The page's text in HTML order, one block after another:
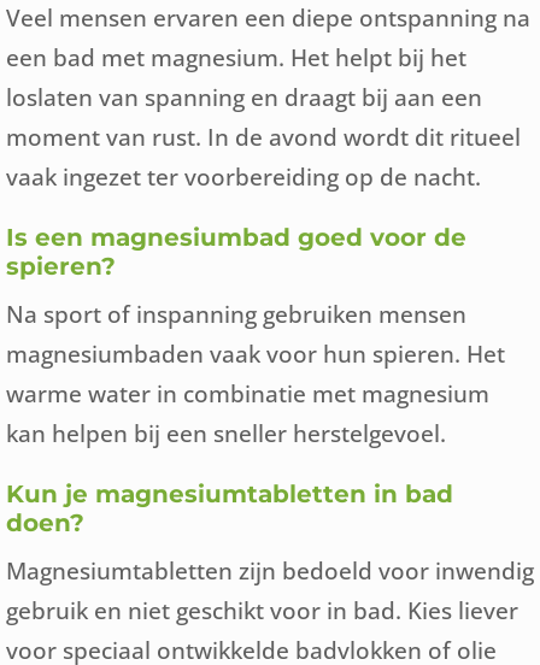
Veel mensen ervaren een diepe ontspanning na
een bad met magnesium. Het helpt bij het
loslaten van spanning en draagt bij aan een
moment van rust. In de avond wordt dit ritueel
vaak ingezet ter voorbereiding op de nacht.
Is een magnesiumbad goed voor de
spieren?
Na sport of inspanning gebruiken mensen
magnesiumbaden vaak voor hun spieren. Het
warme water in combinatie met magnesium
kan helpen bij een sneller herstelgevoel.
Kun je magnesiumtabletten in bad
doen?
Magnesiumtabletten zijn bedoeld voor inwendig
gebruik en niet geschikt voor in bad. Kies liever
voor speciaal ontwikkelde badvlokken of olie